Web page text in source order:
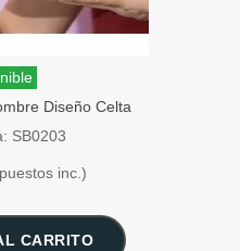
Diseño Celta
SB0203
inc.)
CARRITO